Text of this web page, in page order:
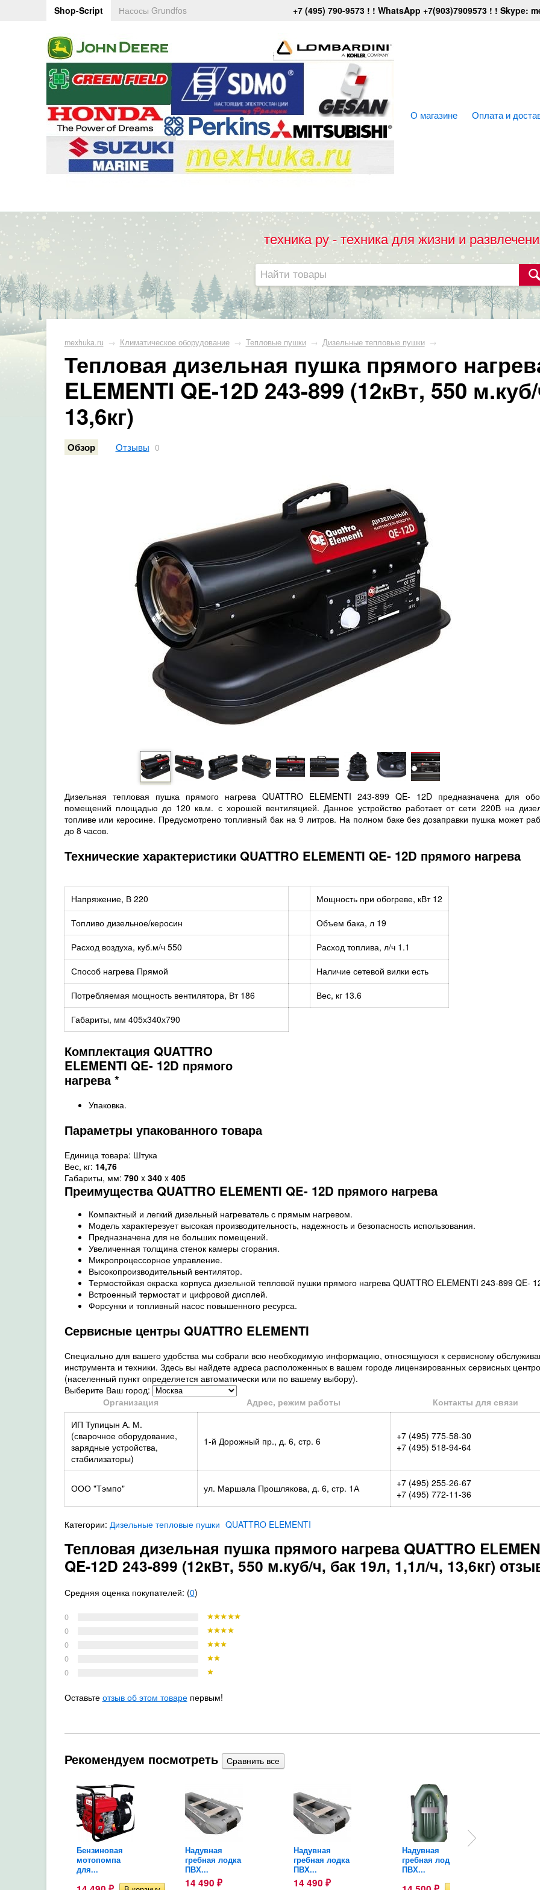
Shop-Script Насосы Grundfos +7 (495) 790-9573 ! ! WhatsApp +7(903)7909573 ! ! Skype:
О магазине Оплата и
техника ру - техника для жизни и
mexhuka.ru → Климатическое оборудование → Тепловые пушки → Дизельные тепловые пушки →
Тепловая дизельная пушка прямого
ELEMENTI QE-12D 243-899 (12кВт, 550
13,6кг)
Обзор Отзывы 0
Дизельная тепловая пушка прямого нагрева QUATTRO ELEMENTI 243-899 QE- 12D предназначена для
помещений площадью до 120 кв.м. с хорошей вентиляцией. Данное устройство работает от сети 220В на
топливе или керосине. Предусмотрено топливный бак на 9 литров. На полном баке без дозаправки пушка может
до 8 часов.
Технические характеристики QUATTRO ELEMENTI QE- 12D прямого нагрева
Напряжение, В 220 Мощность при обогреве, кВт 12
Топливо дизельное/керосин Объем бака, л 19
Расход воздуха, куб.м/ч 550 Расход топлива, л/ч 1.1
Способ нагрева Прямой Наличие сетевой вилки есть
Потребляемая мощность вентилятора, Вт 186 Вес, кг 13.6
Габариты, мм 405х340х790
Комплектация QUATTRO
ELEMENTI QE- 12D прямого
нагрева*
Упаковка.
Параметры упакованного товара
Единица товара: Штука
Вес, кг: 14,76
Габариты, мм: 790x 340x 405
ПреимуществаQUATTRO ELEMENTI QE- 12D прямого нагрева
Компактный и легкий дизельный нагреватель с прямым нагревом.
Модель характерезует высокая производительность, надежность и безопасность использования.
Предназначена для не больших помещений.
Увеличенная толщина стенок камеры сгорания.
Микропроцессорное управление.
Высокопроизводительный вентилятор.
Термостойкая окраска корпуса дизельной тепловой пушки прямого нагрева QUATTRO ELEMENTI 243-899 QE-
Встроенный термостат и цифровой дисплей.
Форсунки и топливный насос повышенного ресурса.
Сервисные центры QUATTRO ELEMENTI
Специально для вашего удобства мы собрали всю необходимую информацию, относящуюся к сервисному
инструмента и техники. Здесь вы найдете адреса расположенных в вашем городе лицензированных сервисных
(населенный пункт определяется автоматически или по вашему выбору).
Выберите Ваш город:
Организация
Адрес, режим работы
Контакты для связи
ИП Тупицын А. М.
(сварочное оборудование,
зарядные устройства,
стабилизаторы)
1-й Дорожный пр., д. 6, стр. 6
+7 (495) 775-58-30
+7 (495) 518-94-64
ООО "Тэмпо" ул. Маршала Прошлякова, д. 6, стр. 1А
+7 (495) 255-26-67
+7 (495) 772-11-36
Категории: Дизельные тепловые пушки QUATTRO ELEMENTI
Тепловая дизельная пушка прямого нагрева QUATTRO
QE-12D 243-899 (12кВт, 550 м.куб/ч, бак 19л, 1,1л/ч, 13,6кг)
Средняя оценка покупателей: (0)
0
0
0
0
0
Оставьте отзыв об этом товарепервым!
Рекомендуем посмотреть
Бензиновая
мотопомпа
для...
Надувная
гребная лодка
ПВХ...
14 490 ₽
Надувная
гребная лодка
ПВХ...
14 490 ₽
Надувная
гребная лодка
ПВХ...